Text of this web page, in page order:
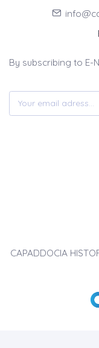
By subscribing to E-
CAPADDOCIA